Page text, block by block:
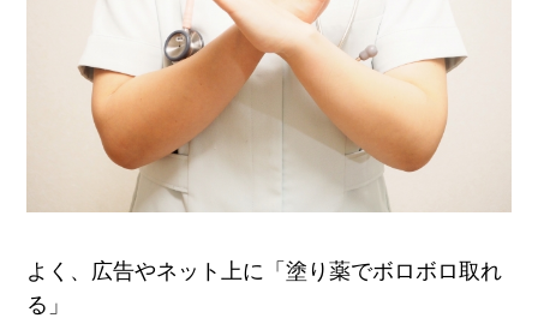
よく、広告やネット上に「塗り薬でボロボロ取れ
る」